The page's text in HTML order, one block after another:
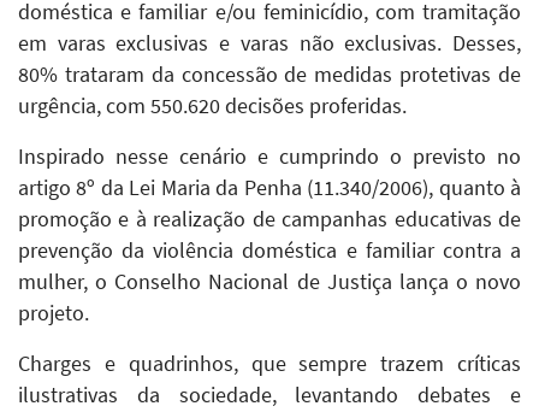
doméstica e familiar e/ou feminicídio, com tramitação
em varas exclusivas e varas não exclusivas. Desses,
80% trataram da concessão de medidas protetivas de
urgência, com 550.620 decisões proferidas.
Inspirado nesse cenário e cumprindo o previsto no
artigo 8º da Lei Maria da Penha (11.340/2006), quanto à
promoção e à realização de campanhas educativas de
prevenção da violência doméstica e familiar contra a
mulher, o Conselho Nacional de Justiça lança o novo
projeto.
Charges e quadrinhos, que sempre trazem críticas
ilustrativas da sociedade, levantando debates e